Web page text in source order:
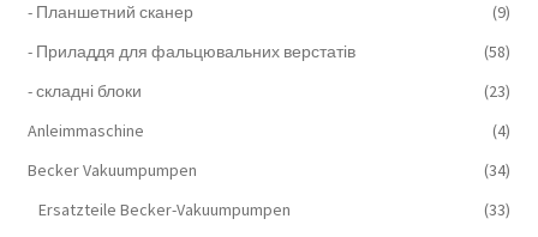
- Планшетний сканер
(9)
- Приладдя для фальцювальних верстатів
(58)
- складні блоки
(23)
Anleimmaschine
(4)
Becker Vakuumpumpen
(34)
Ersatzteile Becker-Vakuumpumpen
(33)